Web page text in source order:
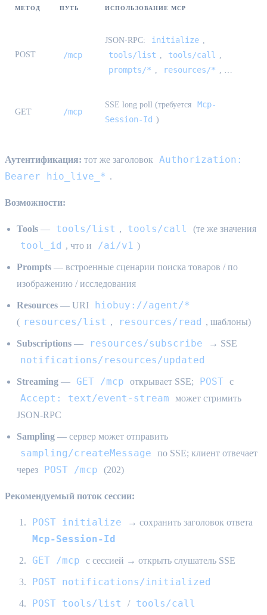
МЕТОД ПУТЬ ИСПОЛЬЗОВАНИЕ MCP
POST /mcp
JSON-RPC: initialize
tools/list tools/call
prompts/* resources/*
GET /mcp
SSE long poll (требуется
Mcp-
Session-Id )
Аутентификация: тот же заголовок
Authorization:
Bearer hio_live_* .
Возможности:
Tools — tools/list , tools/call (те же значения
tool_id , что и /ai/v1 )
Prompts — встроенные сценарии поиска товаров / по
изображению / исследования
Resources — URI hiobuy://agent/*
( resources/list , resources/read , шаблоны)
Subscriptions — resources/subscribe → SSE
notifications/resources/updated
Streaming — GET /mcp открывает SSE; POST с
Accept: text/event-stream
может стримить
JSON-RPC
Sampling — сервер может отправить
sampling/createMessage
по SSE; клиент отвечает
через
POST /mcp (202)
Рекомендуемый поток сессии:
POST initialize → сохранить заголовок ответа
Mcp-Session-Id
GET /mcp
с сессией → открыть слушатель SSE
POST notifications/initialized
POST tools/list
/ tools/call